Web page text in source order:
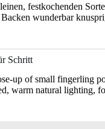
festkochenden
wunderbar
Schritt
up of small fingerling
warm natural lighting,